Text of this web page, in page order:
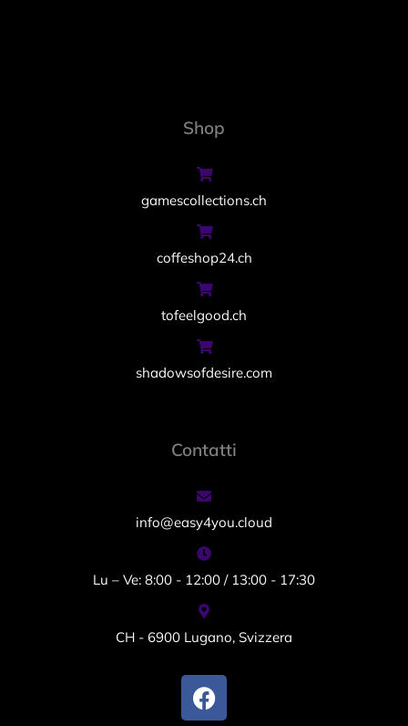
Shop
gamescollections.ch
coffeshop24.ch
tofeelgood.ch
shadowsofdesire.com
Contatti
info@easy4you.cloud
Lu – Ve: 8:00 - 12:00 / 13:00 - 17:30
CH - 6900 Lugano, Svizzera